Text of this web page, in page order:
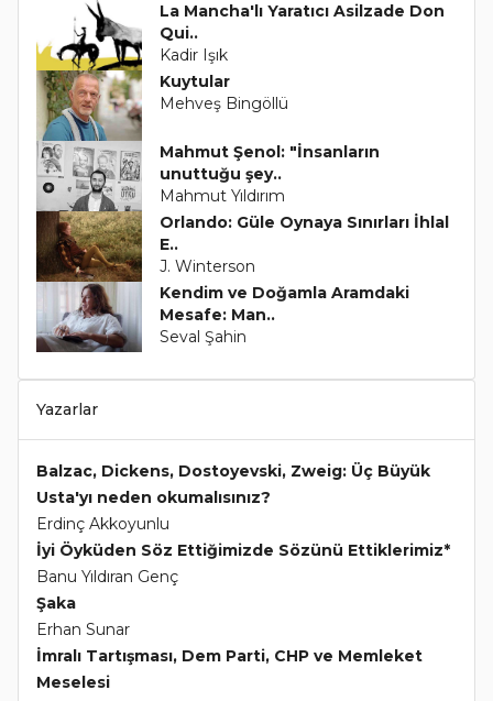
La Mancha'lı Yaratıcı Asilzade Don
Qui..
Kadir Işık
Kuytular
Mehveş Bingöllü
Mahmut Şenol: "İnsanların
unuttuğu şey..
Mahmut Yıldırım
Orlando: Güle Oynaya Sınırları İhlal
E..
J. Winterson
Kendim ve Doğamla Aramdaki
Mesafe: Man..
Seval Şahin
Yazarlar
Balzac, Dickens, Dostoyevski, Zweig: Üç Büyük
Usta'yı neden okumalısınız?
Erdinç Akkoyunlu
İyi Öyküden Söz Ettiğimizde Sözünü Ettiklerimiz*
Banu Yıldıran Genç
Şaka
Erhan Sunar
İmralı Tartışması, Dem Parti, CHP ve Memleket
Meselesi